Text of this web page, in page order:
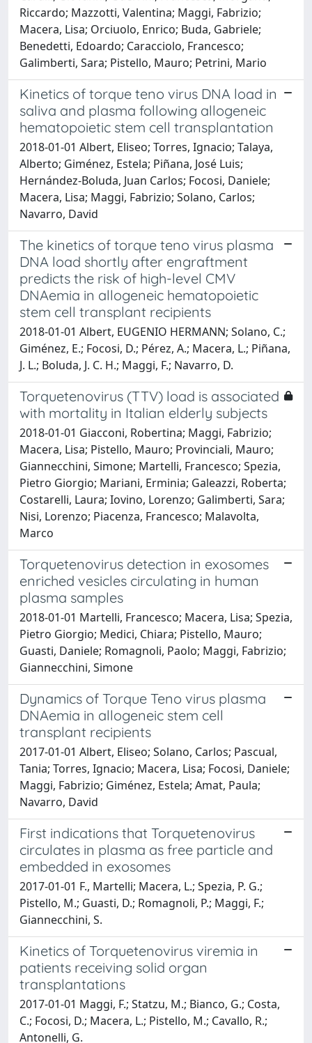
Riccardo; Mazzotti, Valentina; Maggi, Fabrizio;
Macera, Lisa; Orciuolo, Enrico; Buda, Gabriele;
Benedetti, Edoardo; Caracciolo, Francesco;
Galimberti, Sara; Pistello, Mauro; Petrini, Mario
Kinetics of torque teno virus DNA load in
saliva and plasma following allogeneic
hematopoietic stem cell transplantation
2018-01-01 Albert, Eliseo; Torres, Ignacio; Talaya,
Alberto; Giménez, Estela; Piñana, José Luis;
Hernández-Boluda, Juan Carlos; Focosi, Daniele;
Macera, Lisa; Maggi, Fabrizio; Solano, Carlos;
Navarro, David
The kinetics of torque teno virus plasma
DNA load shortly after engraftment
predicts the risk of high-level CMV
DNAemia in allogeneic hematopoietic
stem cell transplant recipients
2018-01-01 Albert, EUGENIO HERMANN; Solano, C.;
Giménez, E.; Focosi, D.; Pérez, A.; Macera, L.; Piñana,
J. L.; Boluda, J. C. H.; Maggi, F.; Navarro, D.
Torquetenovirus (TTV) load is associated
with mortality in Italian elderly subjects
2018-01-01 Giacconi, Robertina; Maggi, Fabrizio;
Macera, Lisa; Pistello, Mauro; Provinciali, Mauro;
Giannecchini, Simone; Martelli, Francesco; Spezia,
Pietro Giorgio; Mariani, Erminia; Galeazzi, Roberta;
Costarelli, Laura; Iovino, Lorenzo; Galimberti, Sara;
Nisi, Lorenzo; Piacenza, Francesco; Malavolta,
Marco
Torquetenovirus detection in exosomes
enriched vesicles circulating in human
plasma samples
2018-01-01 Martelli, Francesco; Macera, Lisa; Spezia,
Pietro Giorgio; Medici, Chiara; Pistello, Mauro;
Guasti, Daniele; Romagnoli, Paolo; Maggi, Fabrizio;
Giannecchini, Simone
Dynamics of Torque Teno virus plasma
DNAemia in allogeneic stem cell
transplant recipients
2017-01-01 Albert, Eliseo; Solano, Carlos; Pascual,
Tania; Torres, Ignacio; Macera, Lisa; Focosi, Daniele;
Maggi, Fabrizio; Giménez, Estela; Amat, Paula;
Navarro, David
First indications that Torquetenovirus
circulates in plasma as free particle and
embedded in exosomes
2017-01-01 F., Martelli; Macera, L.; Spezia, P. G.;
Pistello, M.; Guasti, D.; Romagnoli, P.; Maggi, F.;
Giannecchini, S.
Kinetics of Torquetenovirus viremia in
patients receiving solid organ
transplantations
2017-01-01 Maggi, F.; Statzu, M.; Bianco, G.; Costa,
C.; Focosi, D.; Macera, L.; Pistello, M.; Cavallo, R.;
Antonelli, G.